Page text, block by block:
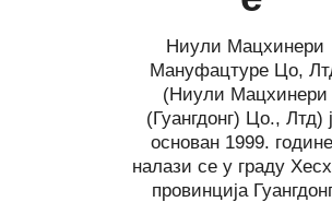
Ниули Мацхинери
Мануфацтуре Цо,
(Ниули Мацхинери
(Гуангдонг) Цо., Лтд)
основан 1999.
налази се у граду
провинција